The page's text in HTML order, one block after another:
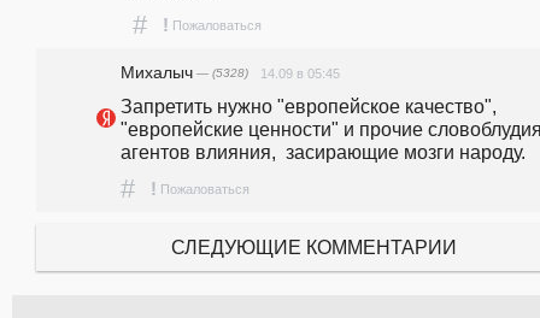
# ! Пожаловаться
Михалыч — (5328) 14.09 в 05:45
Запретить нужно "европейское качество",
"европейские ценности" и прочие
агентов влияния,  засирающие мозги народу.
# ! Пожаловаться
СЛЕДУЮЩИЕ КОММЕНТАРИИ